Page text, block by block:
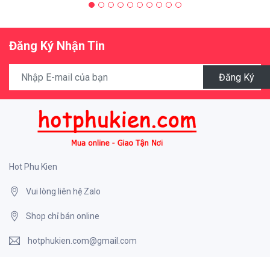
Đăng Ký Nhận Tin
Đăng Ký
Hot Phu Kien
Vui lòng liên hệ Zalo
Shop chỉ bán online
hotphukien.com@gmail.com